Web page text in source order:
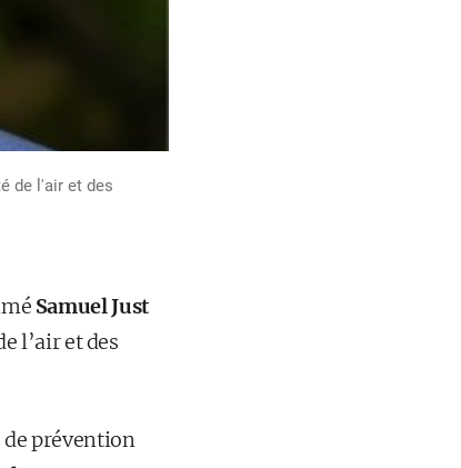
de l'air et des
Samuel Just
l’air et des
de prévention